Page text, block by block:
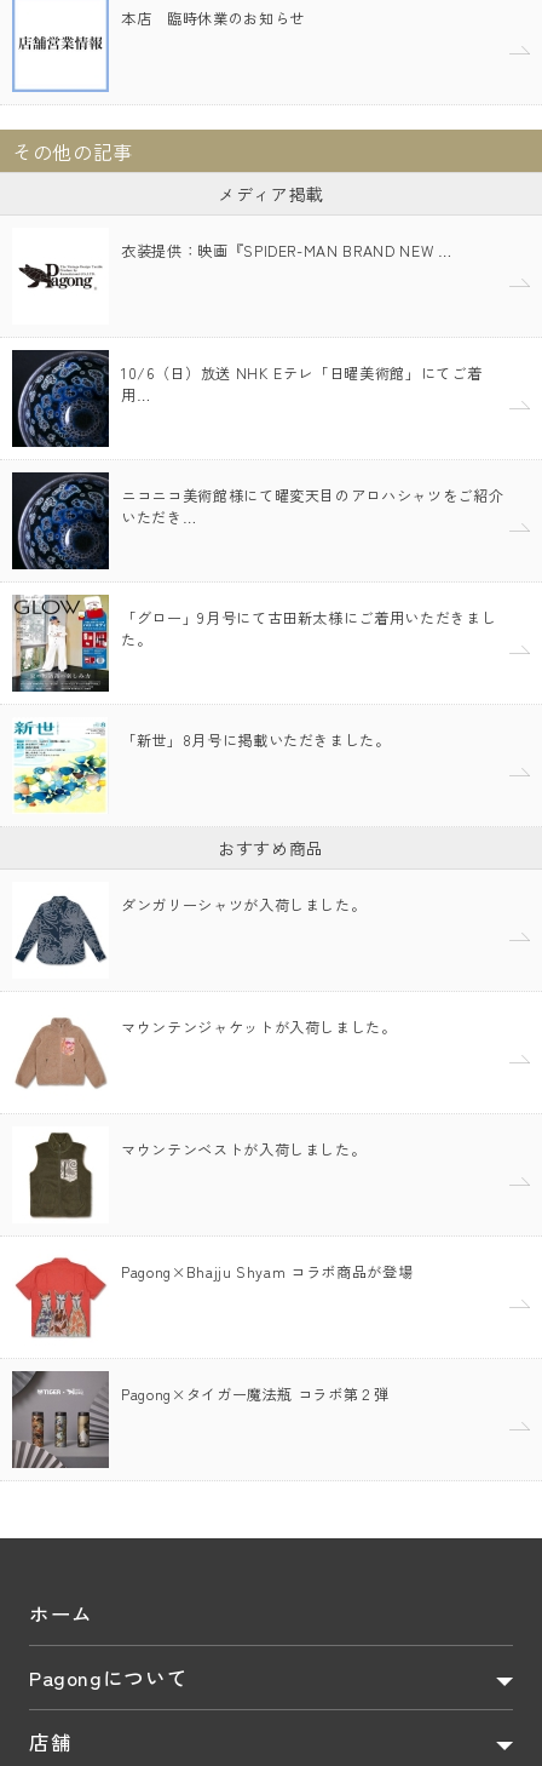
本店 臨時休業のお知らせ
その他の記事
メディア掲載
衣装提供：映画『SPIDER-MAN BRAND NEW …
10/6（日）放送 NHK Eテレ「日曜美術館」にてご着
用…
ニコニコ美術館様にて曜変天目のアロハシャツをご紹介
いただき…
「グロー」9月号にて古田新太様にご着用いただきまし
た。
「新世」8月号に掲載いただきました。
おすすめ商品
ダンガリーシャツが入荷しました。
マウンテンジャケットが入荷しました。
マウンテンベストが入荷しました。
Pagong×Bhajju Shyam コラボ商品が登場
Pagong×タイガー魔法瓶 コラボ第２弾
ホーム
Pagongについて
店舗